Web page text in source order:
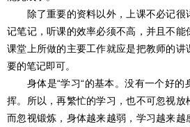
除了重要的资料以外，上课不必记很
记笔记，听课的效率必须不高，并且不能
课堂上所做的主要工作就应是把教师的
要的笔记即可。
身体是“学习“的基本。没有一个好的
挥。所以，再繁忙的学习，也不可忽视放
而忽视锻炼，身体越来越弱，学习越来